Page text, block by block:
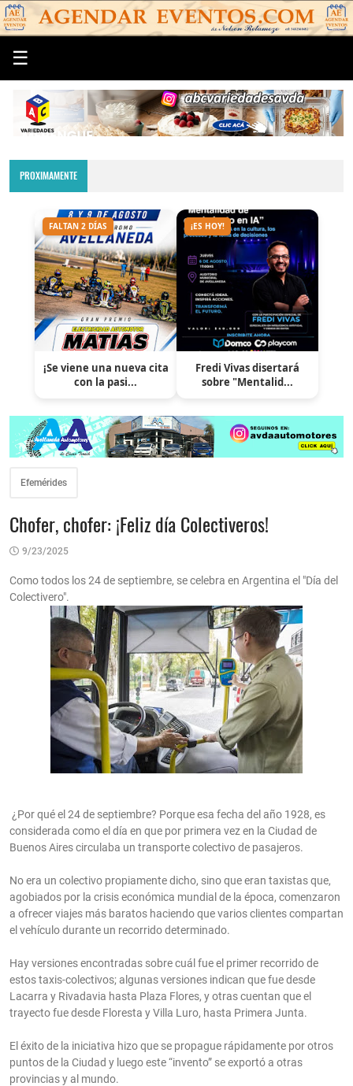
☰
PROXIMAMENTE
FALTAN 2 DÍAS
¡Se viene una nueva cita
con la pasi...
¡ES HOY!
Fredi Vivas disertará
sobre "Mentalid...
Efemérides
Chofer, chofer: ¡Feliz día Colectiveros!
9/23/2025
Como todos los 24 de septiembre, se celebra en Argentina el "Día del
Colectivero".
¿Por qué el 24 de septiembre? Porque esa fecha del año 1928, es
considerada como el día en que por primera vez en la Ciudad de
Buenos Aires circulaba un transporte colectivo de pasajeros.
No era un colectivo propiamente dicho, sino que eran taxistas que,
agobiados por la crisis económica mundial de la época, comenzaron
a ofrecer viajes más baratos haciendo que varios clientes compartan
el vehículo durante un recorrido determinado.
Hay versiones encontradas sobre cuál fue el primer recorrido de
estos taxis-colectivos; algunas versiones indican que fue desde
Lacarra y Rivadavia hasta Plaza Flores, y otras cuentan que el
trayecto fue desde Floresta y Villa Luro, hasta Primera Junta.
El éxito de la iniciativa hizo que se propague rápidamente por otros
puntos de la Ciudad y luego este “invento” se exportó a otras
provincias y al mundo.